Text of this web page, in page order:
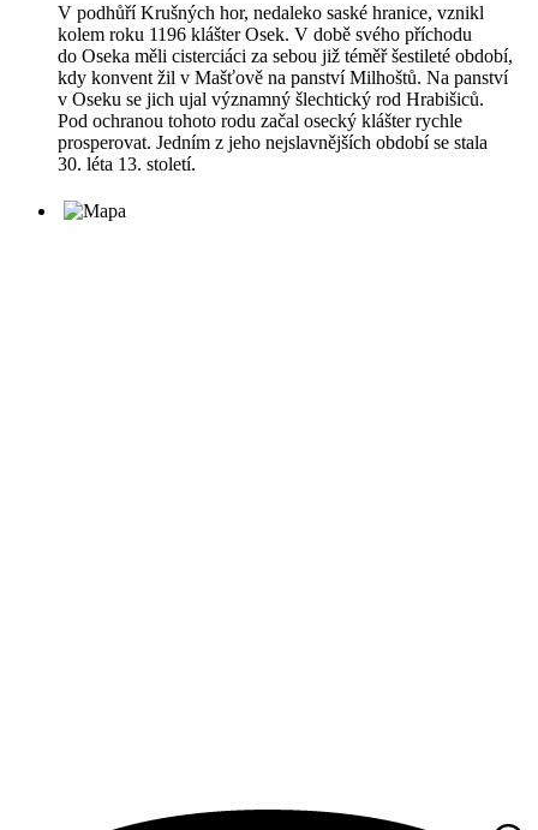
V podhůří Krušných hor, nedaleko saské hranice, vznikl
kolem roku 1196 klášter Osek. V době svého příchodu
do Oseka měli cisterciáci za sebou již téměř šestileté období,
kdy konvent žil v Mašťově na panství Milhoštů. Na panství
v Oseku se jich ujal významný šlechtický rod Hrabišiců.
Pod ochranou tohoto rodu začal osecký klášter rychle
prosperovat. Jedním z jeho nejslavnějších období se stala
30. léta 13. století.